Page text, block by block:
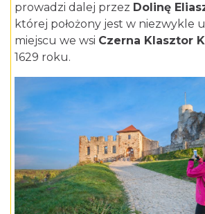
prowadzi dalej przez Dolinę
której położony jest w niezwykle
miejscu we wsi Czerna Klasztor
1629 roku.